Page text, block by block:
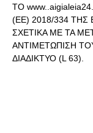
ΤΟ
(ΕΕ) 2018/334
ΣΧΕΤΙΚΑ ΜΕ ΤΑ
ΑΝΤΙΜΕΤΩΠΙΣΗ
ΔΙΑΔΙΚΤΥΟ (L 63).